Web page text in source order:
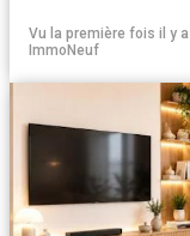
Vu la première fois il y
ImmoNeuf